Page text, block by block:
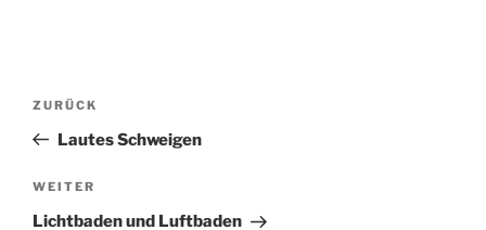
Beitragsnavigation
Vorheriger
Beitrag
ZURÜCK
Lautes Schweigen
Nächster
Beitrag
WEITER
Lichtbaden und Luftbaden